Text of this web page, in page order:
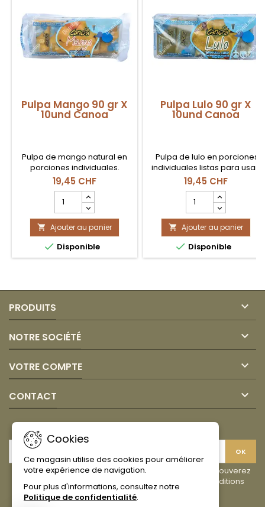
Pulpa Mango 90 gr X
10und Canoa
Pulpa de mango natural en
porciones individuales.
19,45 CHF
quantité
du
produit
Pulpa
Mango
90
10und
Canoa
 Ajouter au panier
 Disponible
Pulpa Lulo 90 gr X
10und Canoa
Pulpa de lulo en porciones
individuales listas para usar.
19,45 CHF
quantité
du
produit
Pulpa
Lulo
90
10und
 Ajouter au panier
 Disponible
PRODUITS 
NOTRE SOCIÉTÉ 
VOTRE COMPTE 
CONTACT 
Cookies
Ce magasin utilise des cookies pour améliorer
votre expérience de navigation.
Pour plus d'informations, consultez notre
Politique de confidentialité.
Vous pouvez vous désinscrire à tout moment. Vous trouverez
pour cela nos informations de contact dans les conditions
d'utilisation du site.